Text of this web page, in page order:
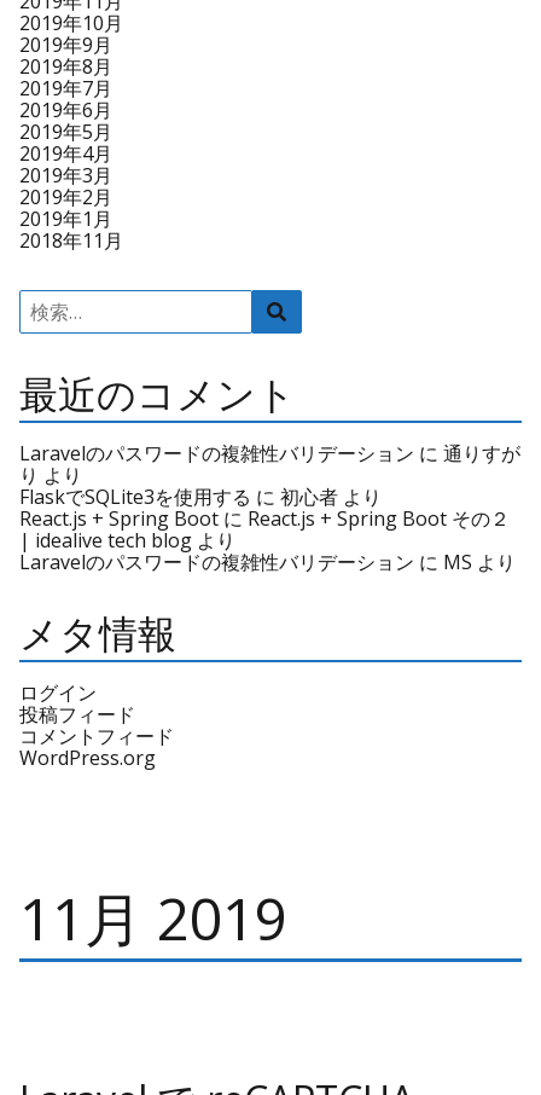
2019年10月
2019年9月
2019年8月
2019年7月
2019年6月
2019年5月
2019年4月
2019年3月
2019年2月
2019年1月
2018年11月
検
索
索
最近のコメント
Laravelのパスワードの複雑性バリデーション に 通りすが
り より
FlaskでSQLite3を使用する に 初心者 より
React.js + Spring Boot に React.js + Spring Boot その２
| idealive tech blog より
Laravelのパスワードの複雑性バリデーション に MS より
メタ情報
ログイン
投稿フィード
コメントフィード
WordPress.org
11月 2019